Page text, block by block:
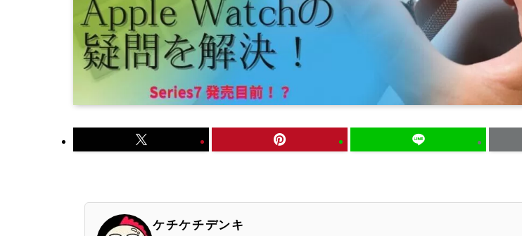
ケチケチデンキ